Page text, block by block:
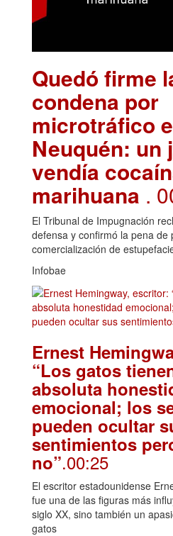
Quedó firme
condena por
microtráfico
Neuquén: un
vendía
marihuana .
El Tribunal de Impugnación
defensa y confirmó la pena de
comercialización de
Infobae
Ernest
“Los gatos
absoluta
emocional; los
pueden ocultar
sentimientos
no”.00:25
El escritor estadounidense
fue una de las figuras más
siglo XX, sino también un
gatos